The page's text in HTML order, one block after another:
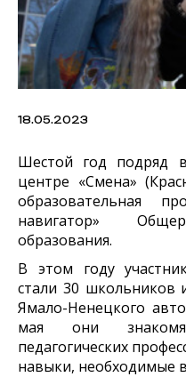
18.05.2023
Шестой год подряд
центре «Смена»
образовательная
навигатор»
образования.
В этом году
стали 30 школьников
Ямало-Ненецкого
мая они
педагогических
навыки, необходимые